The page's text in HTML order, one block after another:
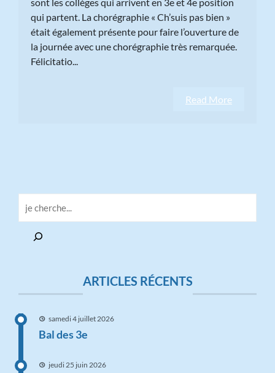
qui partent. La chorégraphie « Ch’suis pas bien »
était également présente pour faire l’ouverture de
la journée avec une chorégraphie très remarquée.
Félicitatio...
Read More
ARTICLES RÉCENTS
samedi 4 juillet 2026
Bal des 3e
jeudi 25 juin 2026